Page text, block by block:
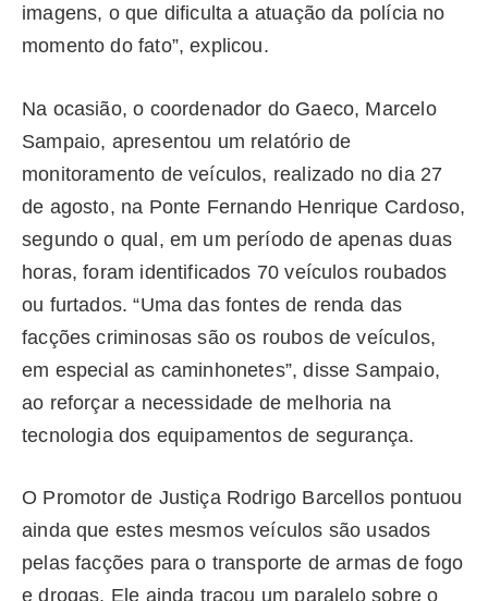
imagens, o que dificulta a atuação da polícia no
momento do fato”, explicou.
Na ocasião, o coordenador do Gaeco, Marcelo
Sampaio, apresentou um relatório de
monitoramento de veículos, realizado no dia 27
de agosto, na Ponte Fernando Henrique Cardoso,
segundo o qual, em um período de apenas duas
horas, foram identificados 70 veículos roubados
ou furtados. “Uma das fontes de renda das
facções criminosas são os roubos de veículos,
em especial as caminhonetes”, disse Sampaio,
ao reforçar a necessidade de melhoria na
tecnologia dos equipamentos de segurança.
O Promotor de Justiça Rodrigo Barcellos pontuou
ainda que estes mesmos veículos são usados
pelas facções para o transporte de armas de fogo
e drogas. Ele ainda traçou um paralelo sobre o